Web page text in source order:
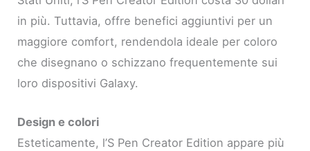
in più. Tuttavia, offre benefici aggiuntivi per un
maggiore comfort, rendendola ideale per coloro
che disegnano o schizzano frequentemente sui
loro dispositivi Galaxy.
Design e colori
Esteticamente, l’S Pen Creator Edition appare più